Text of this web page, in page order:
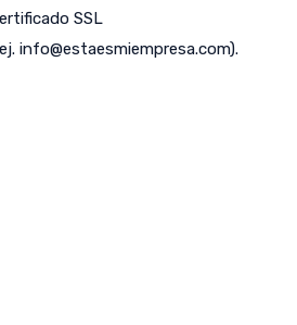
SSL
info@estaesmiempresa.com).